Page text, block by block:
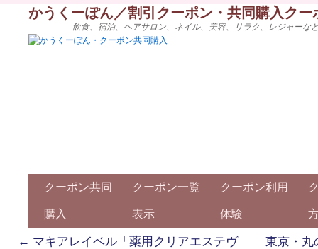
かうくーぽん／割引クーポン・共同購入ク
飲食、宿泊、ヘアサロン、ネイル、美容、リラク、レジャー
クーポン共同
購入
クーポン一覧
表示
クーポン利用
体験
← マキアレイベル「薬用クリアエステヴ
東京・丸